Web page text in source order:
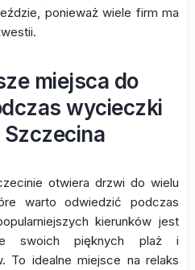
ponieważ wiele firm ma
miejsca do
wycieczki
otwiera drzwi do wielu
warto odwiedzić podczas
kierunków jest
swoich pięknych plaż i
To idealne miejsce na relaks